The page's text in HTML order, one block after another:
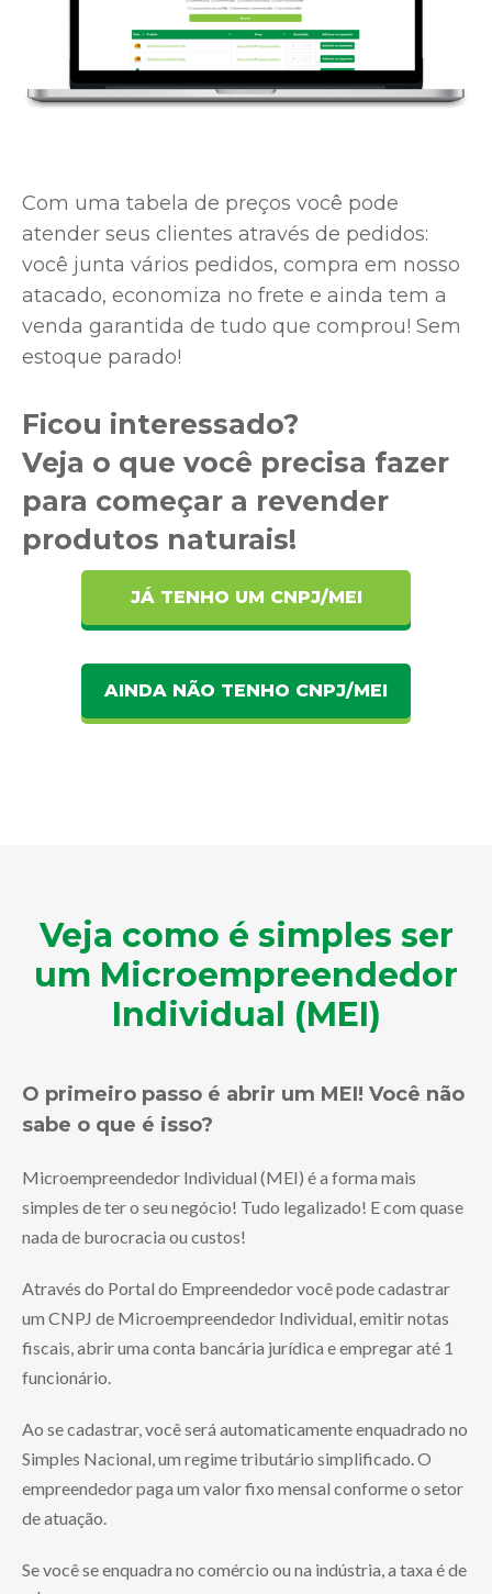
Com uma tabela de preços você pode
atender seus clientes através de pedidos:
você junta vários pedidos, compra em nosso
atacado, economiza no frete e ainda tem a
venda garantida de tudo que comprou! Sem
estoque parado!
Ficou interessado?
Veja o que você precisa fazer
para começar a revender
produtos naturais!
JÁ TENHO UM CNPJ/MEI
AINDA NÃO TENHO CNPJ/MEI
Veja como é simples ser
um Microempreendedor
Individual (MEI)
O primeiro passo é abrir um MEI! Você não
sabe o que é isso?
Microempreendedor Individual (MEI) é a forma mais
simples de ter o seu negócio! Tudo legalizado! E com quase
nada de burocracia ou custos!
Através do Portal do Empreendedor você pode cadastrar
um CNPJ de Microempreendedor Individual, emitir notas
fiscais, abrir uma conta bancária jurídica e empregar até 1
funcionário.
Ao se cadastrar, você será automaticamente enquadrado no
Simples Nacional, um regime tributário simplificado. O
empreendedor paga um valor fixo mensal conforme o setor
de atuação.
Se você se enquadra no comércio ou na indústria, a taxa é de